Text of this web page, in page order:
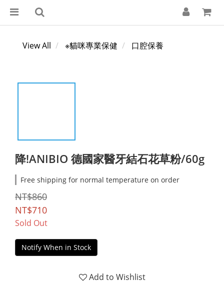
View All ※貓咪專業保健 口腔保養
降!ANIBIO 德國家醫牙結石花草粉/60g
Free shipping for normal temperature on order
NT$860
NT$710
Sold Out
Notify When in Stock
Add to Wishlist